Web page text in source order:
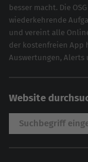
besser macht. Die
wiederkehrende
und vereint alle
der kostenfreien App
Auswertungen,
Website